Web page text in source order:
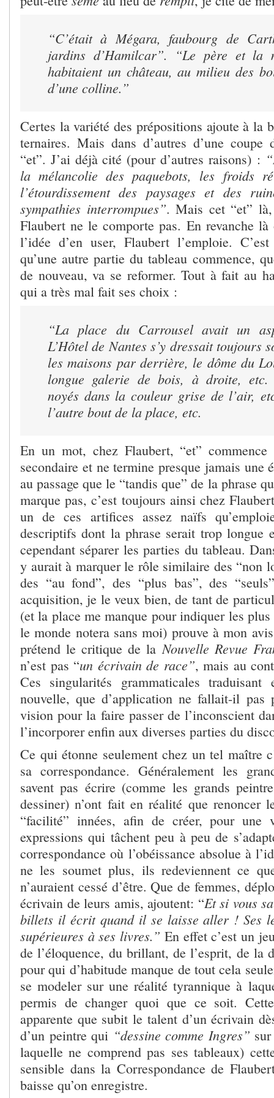
“C’était à Mégara, faubourg de
jardins d’Hamilcar”. “Le père et la
habitaient un château, au milieu des
d’une colline.”
Certes la variété des prépositions ajoute à la
ternaires. Mais dans d’autres d’une coupe
“et”. J’ai déjà cité (pour d’autres raisons) :
la mélancolie des paquebots, les froids
l’étourdissement des paysages et des
sympathies interrompues”. Mais cet “et”
Flaubert ne le comporte pas. En revanche là
l’idée d’en user, Flaubert l’emploie.
qu’une autre partie du tableau commence,
de nouveau, va se reformer. Tout à fait au
qui a très mal fait ses choix :
“La place du Carrousel avait un
L’Hôtel de Nantes s’y dressait toujours
les maisons par derrière, le dôme du
longue galerie de bois, à droite, etc.
noyés dans la couleur grise de l’air,
l’autre bout de la place, etc.
En un mot, chez Flaubert, “et” commence
secondaire et ne termine presque jamais une
au passage que le “tandis que” de la phrase
marque pas, c’est toujours ainsi chez
un deces artifices assez naïfs
descriptifs dont la phrase serait trop longue
cependant séparer les parties du tableau.
y aurait à marquer le rôle similaire des “non
des “au fond”, des “plus bas”, des
acquisition, je le veux bien, de tant de
(et la place me manque pour indiquer les
le monde notera sans moi) prouve à mon
prétend le critique de laNouvelle Revue
n’est pas “un écrivain de race”, mais au
Ces singularités grammaticales
nouvelle, que d’application ne fallait-il pas
vision pour la faire passer de l’inconscient
l’incorporer enfin aux diverses parties du
Ce qui étonne seulement chez un tel maître
sa correspondance. Généralement les
savent pas écrire (comme les grands
dessiner) n’ont fait en réalité que renoncer
“facilité” innées, afin de créer, pour une
expressions qui tâchent peu à peu de
correspondance où l’obéissance absolue à
ne les soumet plus, ils redeviennent ce
n’auraient cessé d’être. Que de femmes,
écrivain de leurs amis, ajoutent: “Et si vous
billets il écrit quand il se laisse aller ! Ses
supérieures à ses livres.” En effet c’est un
de l’éloquence, du brillant, de l’esprit, de la
pour qui d’habitude manque de tout cela
se modeler sur une réalité tyrannique à
permis de changer quoi que ce soit.
apparente que subit le talent d’un écrivain
d’un peintre qui “dessine comme Ingres”
laquelle ne comprend pas ses tableaux)
sensible dans la Correspondance de
baisse qu’on enregistre.